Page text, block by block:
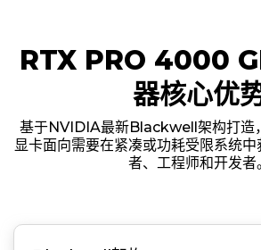
RTX PRO 4000
器核心优
基于NVIDIA最新Blackwell架构打
显卡面向需要在紧凑或功耗受限系统
者、工程师和开发者